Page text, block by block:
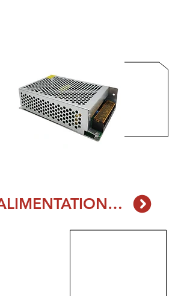
ALIMENTATION ÉLECTRIQUE